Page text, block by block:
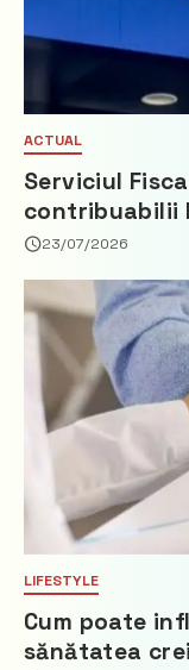
ACTUAL
Serviciul
contribuabilii
privind
23/07/2026
LIFESTYLE
Cum poate
sănătatea